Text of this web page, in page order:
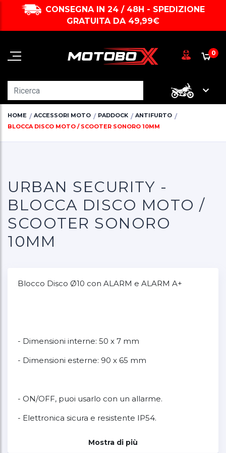
CONSEGNA IN 24 / 48H - SPEDIZIONE
GRATUITA DA 49,99€
0
HOME ACCESSORI MOTO PADDOCK
ANTIFURTO
BLOCCA DISCO MOTO / SCOOTER SONORO 10MM
URBAN SECURITY -
BLOCCA DISCO MOTO /
SCOOTER SONORO
10MM
Blocco Disco Ø10 con ALARM e ALARM A+
- Dimensioni interne: 50 x 7 mm
- Dimensioni esterne: 90 x 65 mm
- ON/OFF, puoi usarlo con un allarme.
- Elettronica sicura e resistente IP54.
Mostra di più